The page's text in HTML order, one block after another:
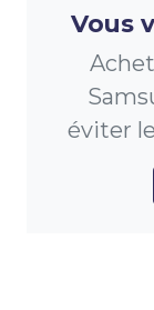
Vous
éviter